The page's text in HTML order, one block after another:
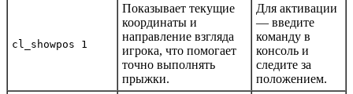
cl_showpos 1
Показывает текущие
координаты и
направление взгляда
игрока, что помогает
точно выполнять
прыжки.
Для активации
— введите
команду в
консоль и
следите за
положением.